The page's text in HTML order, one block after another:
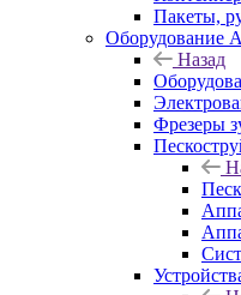
Пакеты,
Оборудование
Назад
Фрезеры